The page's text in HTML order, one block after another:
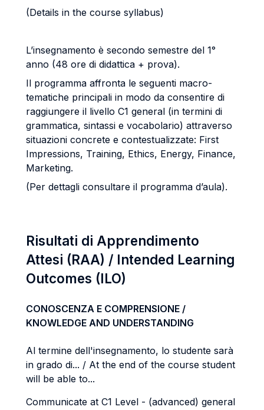
(Details in the course syllabus)
L’insegnamento è secondo semestre del 1°
anno (48 ore di didattica + prova).
Il programma affronta le seguenti macro-
tematiche principali in modo da consentire di
raggiungere il livello C1 general (in termini di
grammatica, sintassi e vocabolario) attraverso
situazioni concrete e contestualizzate: First
Impressions, Training, Ethics, Energy, Finance,
Marketing.
(Per dettagli consultare il programma d’aula).
Risultati di Apprendimento
Attesi (RAA) / Intended Learning
Outcomes (ILO)
CONOSCENZA E COMPRENSIONE /
KNOWLEDGE AND UNDERSTANDING
Al termine dell'insegnamento, lo studente sarà
in grado di... / At the end of the course student
will be able to...
Communicate at C1 Level - (advanced) general